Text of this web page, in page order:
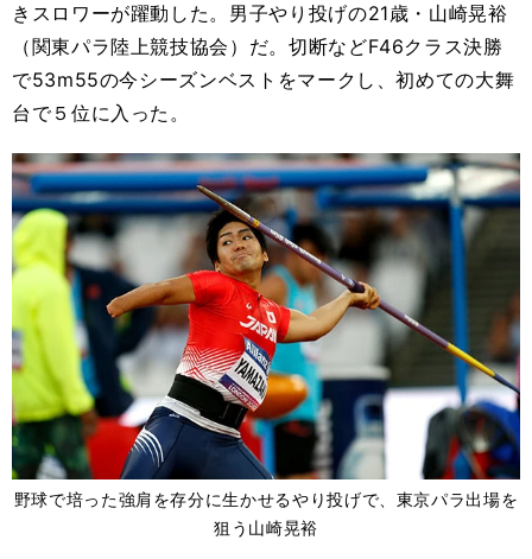
きスロワーが躍動した。男子やり投げの21歳・山崎晃裕
（関東パラ陸上競技協会）だ。切断などF46クラス決勝
で53m55の今シーズンベストをマークし、初めての大舞
台で５位に入った。
野球で培った強肩を存分に生かせるやり投げで、東京パラ出場を
狙う山崎晃裕